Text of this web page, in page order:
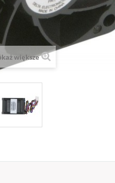
większe